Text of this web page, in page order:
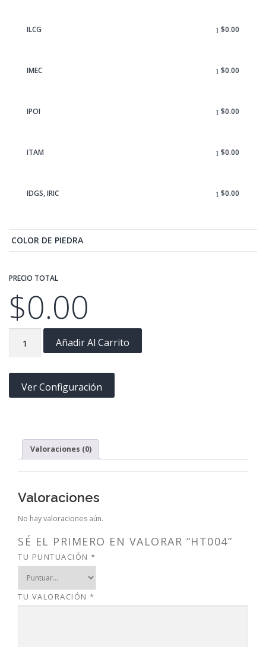
ILCG $0.00
IMEC $0.00
IPOI $0.00
ITAM $0.00
IDGS, IRIC $0.00
COLOR DE PIEDRA
PRECIO TOTAL
$0.00
cantidad
Añadir Al Carrito
Ver Configuración
Valoraciones (0)
Valoraciones
No hay valoraciones aún.
SÉ EL PRIMERO EN VALORAR “HT004”
TU PUNTUACIÓN *
TU VALORACIÓN *